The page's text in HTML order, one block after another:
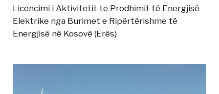
Licencimi i Aktivitetit te Prodhimit të Energjisë
Elektrike nga Burimet e Ripërtërishme të
Energjisë në Kosovë (Erës)